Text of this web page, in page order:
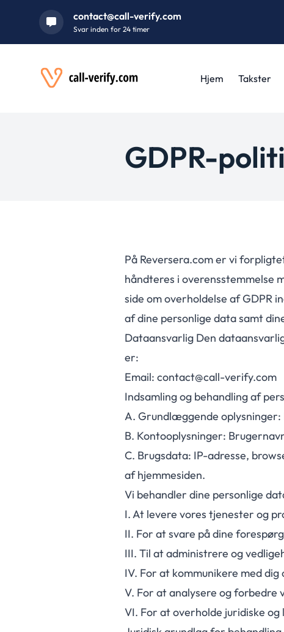
contact@call-verify.com
Svar inden for 24 timer
Hjem Takster
GDPR-
På Reversera.com er vi
håndteres i overensstemmelse
side om overholdelse af GDPR
af dine personlige data samt
Dataansvarlig Den
er:
Email: contact@call-verify.com
Indsamling og behandling af
A. Grundlæggende oplysninger:
B. Kontooplysninger:
C. Brugsdata: IP-adresse,
af hjemmesiden.
Vi behandler dine personlige
I.At levere vores tjenester og
II. For at svare på dine
III. Til at administrere og
IV. For at kommunikere med
V. For at analysere og forbedre
VI. For at overholde juridiske